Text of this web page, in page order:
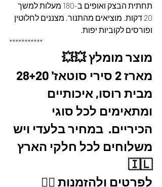
תחתית הבצק ואופים ב-180 מעלות למשך
20 דקות. מוציאים מהתנור, מצננים לחלוטין
ופורסים לקוביות יפות.
***********
מוצר מומלץ 💥💥
מבית רוסו, איכותיים
ומתאימים לכל סוגי
הכיריים.  במחיר בלעדי ויש
משלוחים לכל חלקי הארץ
🇮🇱
לפרטים ולהזמנות 👇🏼